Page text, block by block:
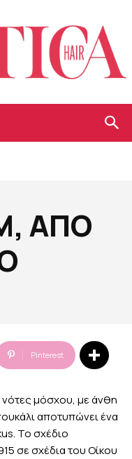
ΑΠΟ
Pinterest
νότες μόσχου, με άνθη
αποτυπώνει ένα
Το σχέδιο
σε σχέδια του Οίκου